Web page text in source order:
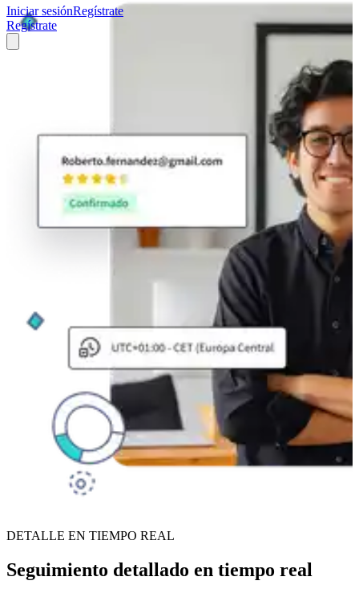
Iniciar sesiónRegístrate
Regístrate
DETALLE EN TIEMPO REAL
Seguimiento detallado en tiempo real